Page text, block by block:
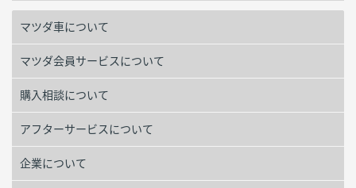
マツダ車について
マツダ会員サービスについて
購入相談について
アフターサービスについて
企業について